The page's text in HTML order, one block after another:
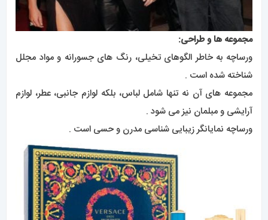
مجموعه ها و طراحی:
ورساچه به خاطر الگوهای تخیلی، رنگ های جسورانه و مواد مجلل
شناخته شده است .
مجموعه های آن نه تنها شامل لباس، بلکه لوازم جانبی، عطر، لوازم
آرایشی و مبلمان نیز می شود .
ورساچه نمایانگر زیبایی شناسی مدرن و حسی است .